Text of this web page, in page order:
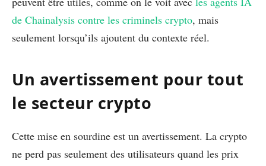
de Chainalysis contre les criminels crypto, mais
seulement lorsqu’ils ajoutent du contexte réel.
Un avertissement pour tout
le secteur crypto
Cette mise en sourdine est un avertissement. La crypto
ne perd pas seulement des utilisateurs quand les prix